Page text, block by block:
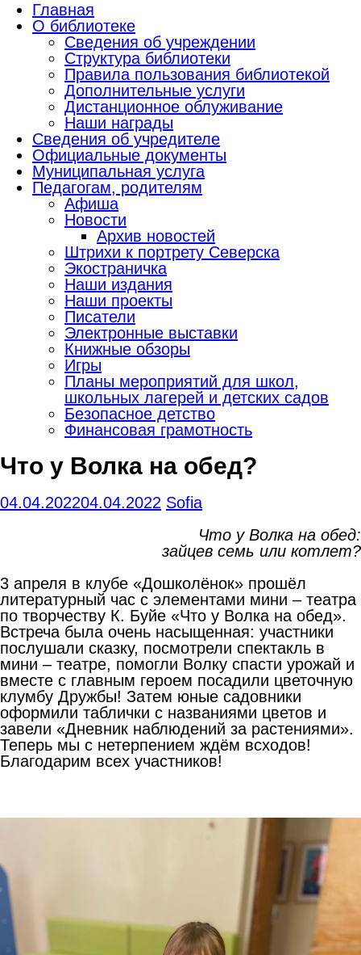
Главная
О библиотеке
Сведения об учреждении
Структура библиотеки
Правила пользования библиотекой
Дополнительные услуги
Дистанционное облуживание
Наши награды
Сведения об учредителе
Официальные документы
Муниципальная услуга
Педагогам, родителям
Афиша
Новости
Архив новостей
Штрихи к портрету Северска
Экостраничка
Наши издания
Наши проекты
Писатели
Электронные выставки
Книжные обзоры
Игры
Планы мероприятий для школ,
школьных лагерей и детских садов
Безопасное детство
Финансовая грамотность
Что у Волка на обед?
04.04.202204.04.2022 Sofia
Что у Волка на обед:
зайцев семь или котлет?
3 апреля в клубе «Дошколёнок» прошёл
литературный час с элементами мини – театра
по творчеству К. Буйе «Что у Волка на обед».
Встреча была очень насыщенная: участники
послушали сказку, посмотрели спектакль в
мини – театре, помогли Волку спасти урожай и
вместе с главным героем посадили цветочную
клумбу Дружбы! Затем юные садовники
оформили таблички с названиями цветов и
завели «Дневник наблюдений за растениями».
Теперь мы с нетерпением ждём всходов!
Благодарим всех участников!